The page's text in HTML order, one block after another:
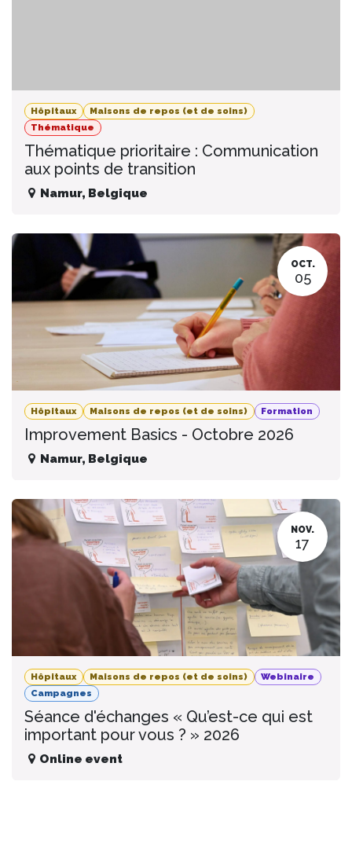
Hôpitaux
Maisons de repos (et de soins)
Thématique
Thématique prioritaire : Communication
aux points de transition
Namur, Belgique
OCT.
05
Hôpitaux Maisons de repos (et de soins) Formation
Improvement Basics - Octobre 2026
Namur, Belgique
NOV.
17
Hôpitaux Maisons de repos (et de soins)
Webinaire
Campagnes
Séance d'échanges « Qu’est-ce qui est
important pour vous ? » 2026
Online event